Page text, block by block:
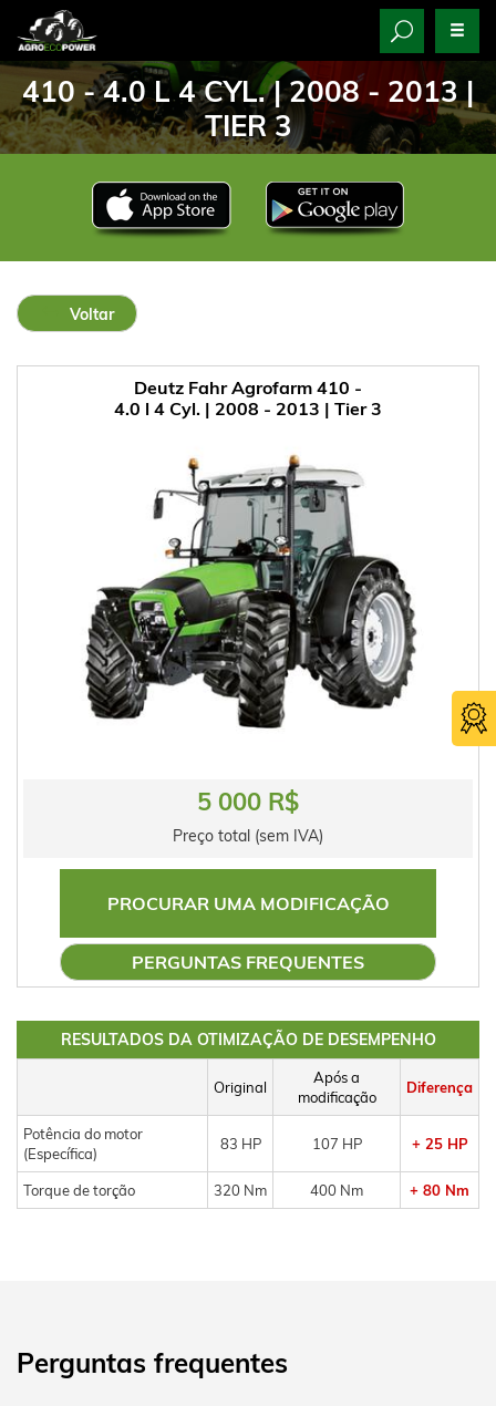
410 - 4.0 L 4 CYL. | 2008 - 2013 |
TIER 3
Voltar
Deutz Fahr Agrofarm 410 -
4.0 l 4 Cyl. | 2008 - 2013 | Tier 3
5 000 R$
Preço total (sem IVA)
PROCURAR UMA MODIFICAÇÃO
PERGUNTAS FREQUENTES
RESULTADOS DA OTIMIZAÇÃO DE DESEMPENHO
Original
Após a
modificação
Diferença
Potência do motor
(Específica)
83 HP 107 HP + 25 HP
Torque de torção 320 Nm 400 Nm + 80 Nm
Perguntas frequentes